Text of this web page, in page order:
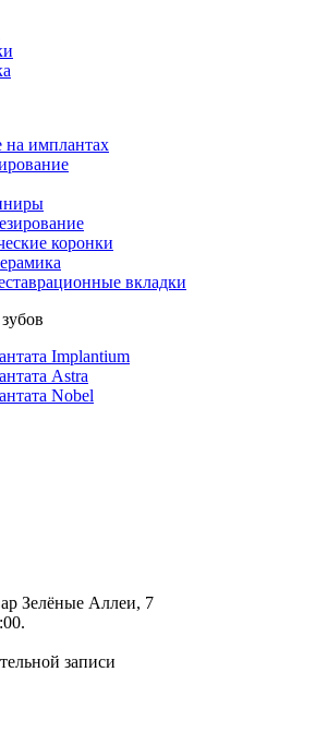
на имплантах
коронки
вкладки
Implantium
Astra
Nobel
Зелёные Аллеи, 7
записи